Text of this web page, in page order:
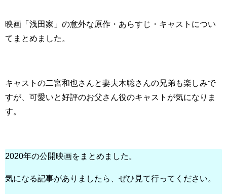
映画「浅田家」の意外な原作・あらすじ・キャストについ
てまとめました。
キャストの二宮和也さんと妻夫木聡さんの兄弟も楽しみで
すが、可愛いと好評のお父さん役のキャストが気になりま
す。
2020年の公開映画をまとめました。
気になる記事がありましたら、ぜひ見て行ってください。